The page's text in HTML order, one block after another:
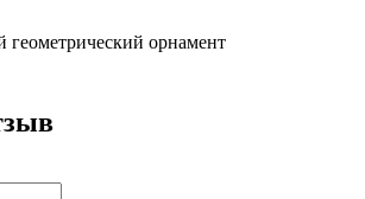
геометрический орнамент